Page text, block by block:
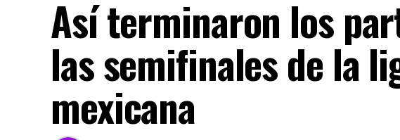
Así terminaron los
las semifinales de la
mexicana